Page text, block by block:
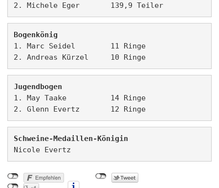
2. Michele Eger       139,9 Teiler
Bogenkönig
1. Marc Seidel        11 Ringe
2. Andreas Kürzel     10 Ringe
Jugendbogen
1. May Taake          14 Ringe
2. Glenn Evertz       12 Ringe
Schweine-Medaillen-Königin
Nicole Evertz